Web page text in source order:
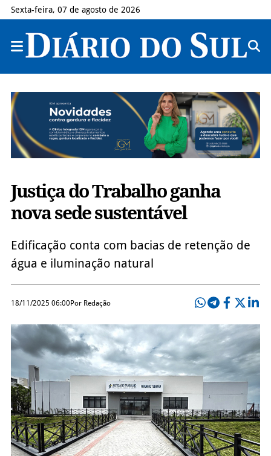
Sexta-feira, 07 de agosto de 2026
Justiça do Trabalho ganha
nova sede sustentável
Edificação conta com bacias de retenção de
água e iluminação natural
18/11/2025 06:00Por Redação